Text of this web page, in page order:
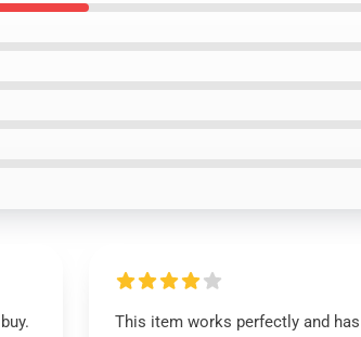
This item works perfectly and has